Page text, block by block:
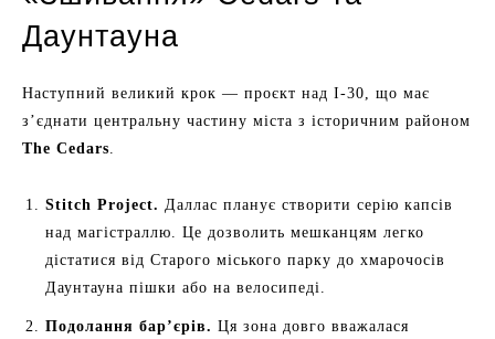
Даунтауна
Наступний великий крок — проєкт над I-30, що має
з’єднати центральну частину міста з історичним районом
The Cedars.
Stitch Project. Даллас планує створити серію капсів
над магістраллю. Це дозволить мешканцям легко
дістатися від Старого міського парку до хмарочосів
Даунтауна пішки або на велосипеді.
Подолання бар’єрів. Ця зона довго вважалася